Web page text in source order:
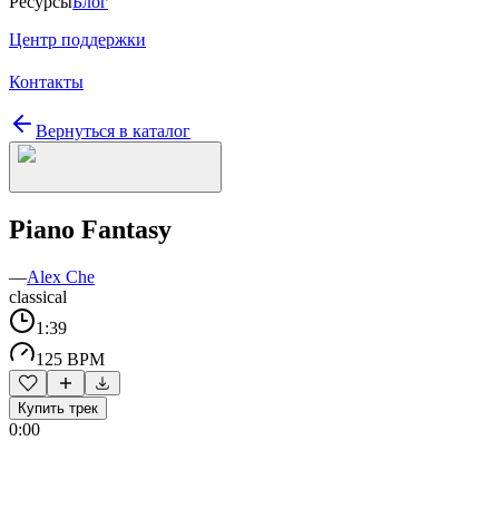
Центр поддержки
Контакты
Вернуться в каталог
Piano Fantasy
—Alex Che
classical
1:39
125 BPM
Купить трек
0:00